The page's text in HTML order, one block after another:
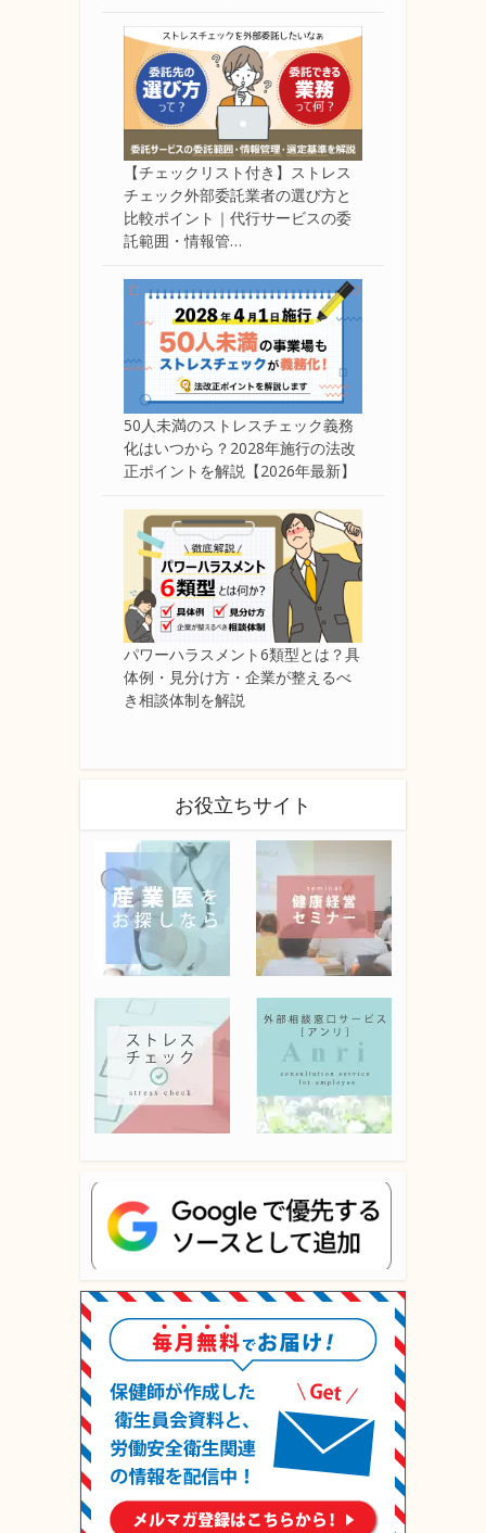
【チェックリスト付き】ストレス
チェック外部委託業者の選び方と
比較ポイント｜代行サービスの委
託範囲・情報管…
50人未満のストレスチェック義務
化はいつから？2028年施行の法改
正ポイントを解説【2026年最新】
パワーハラスメント6類型とは？具
体例・見分け方・企業が整えるべ
き相談体制を解説
お役立ちサイト